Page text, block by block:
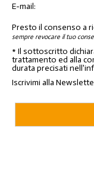
E-mail:
Presto il consenso a
sempre revocare il tuo
* Il sottoscritto
trattamento ed alla
durata precisati
Iscrivimi alla